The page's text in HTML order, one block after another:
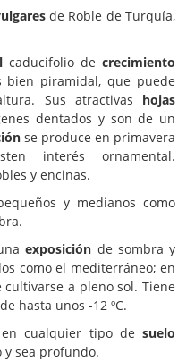
de Roble de Turquía,
caducifolio de crecimiento
bien piramidal, que puede
Sus atractivas hojas
dentados y son de un
se produce en primavera
interés ornamental.
y encinas.
y medianos como
exposición de sombra y
como el mediterráneo; en
a pleno sol. Tiene
hasta unos -12 ºC.
cualquier tipo de suelo
sea profundo.